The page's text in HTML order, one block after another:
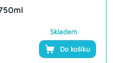
Skladem
Do košíku